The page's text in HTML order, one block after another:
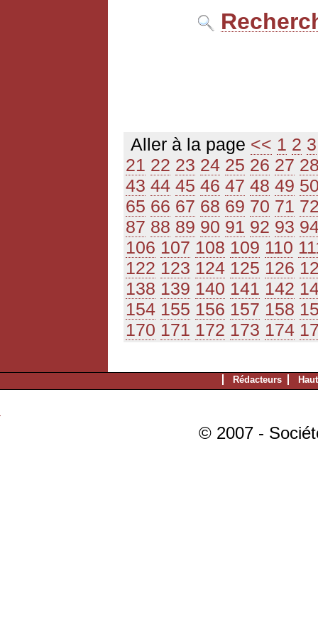
Aller à la page << 1 2 3
21 22 23 24 25 26 27
43 44 45 46 47 48 49
65 66 67 68 69 70 71
87 88 89 90 91 92 93
106 107 108 109 110
122 123 124 125 126
138 139 140 141 142
154 155 156 157 158
170 171 172 173 174
Rédacteurs
© 2007 -